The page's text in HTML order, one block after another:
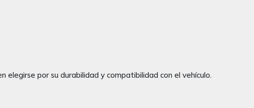
por su durabilidad y compatibilidad con el vehículo.